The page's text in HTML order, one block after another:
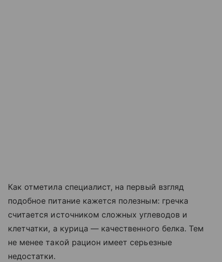
Как отметила специалист, на первый взгляд
подобное питание кажется полезным: гречка
считается источником сложных углеводов и
клетчатки, а курица — качественного белка. Тем
не менее такой рацион имеет серьезные
недостатки.